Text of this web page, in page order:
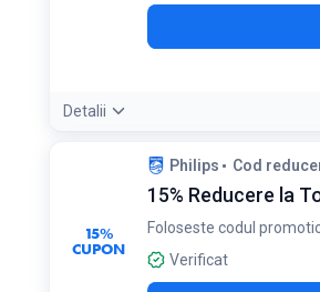
Detalii
Se aplică doar pentru comenzi de
15%
CUPON
Philips Cod
15% Reducere la
Foloseste codul
Verificat